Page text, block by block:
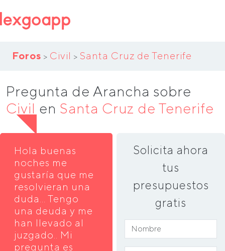
Foros > Civil > Santa Cruz de Tenerife
Pregunta de Arancha sobre
Civil en Santa Cruz de Tenerife
Hola buenas
noches me
gustaría que me
resolvieran una
duda... Tengo
una deuda y me
han llevado al
juzgado.. Mi
pregunta es
Solicita ahora
tus
presupuestos
gratis